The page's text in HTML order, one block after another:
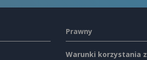
Prawny
Warunki korzystania z